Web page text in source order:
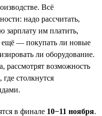
Всё
надо рассчитать,
зарплату им платить,
ещё — покупать ли новые
ли оборудование.
рассмотрят возможность
столкнутся
в финале 10−11 ноября.